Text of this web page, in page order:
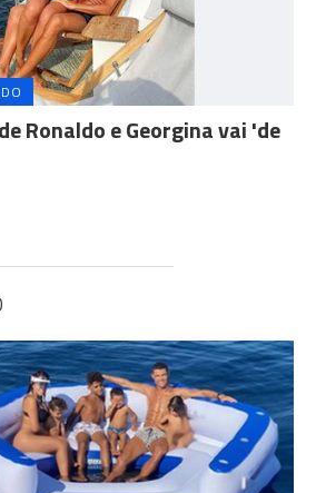
Ronaldo e Georgina vai 'de